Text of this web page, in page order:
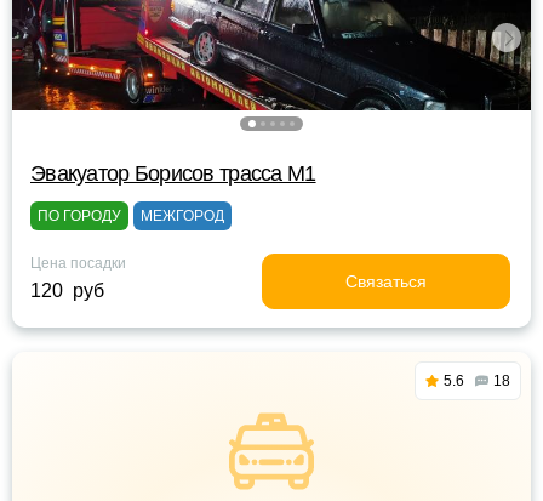
Эвакуатор Борисов трасса М1
ПО ГОРОДУ МЕЖГОРОД
Цена посадки
120 руб Связаться
5.6 18